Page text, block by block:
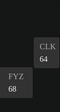
FYZ
68
CLK
64